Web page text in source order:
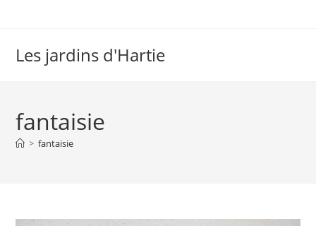
Les jardins d'Hartie
fantaisie
> fantaisie